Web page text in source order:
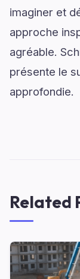
imaginer et
approche
agréable.
présente le
approfondie.
Related